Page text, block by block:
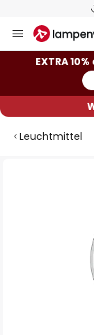
Inhalt
springen
EXTRA
Leuchtmittel